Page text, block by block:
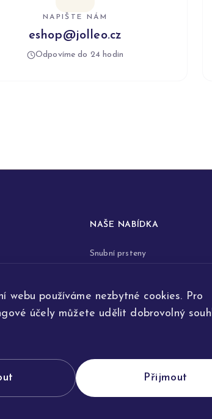
webu používáme nezbytné cookies. Pro
účely můžete udělit dobrovolný
Přijmout
NAPIŠTE NÁM
eshop@jolleo.cz
Odpovíme do 24 hodin
NAŠE NABÍDKA
Snubní prsteny
Šperky
Na přání